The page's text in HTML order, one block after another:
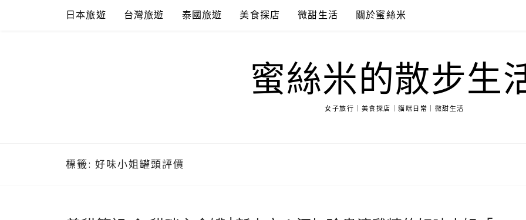
日本旅遊 台灣旅遊 泰國旅遊 美食探店 微甜生活 關於蜜絲米
蜜絲米的散步生
女子旅行｜美食探店｜貓咪日常｜微甜生活
標籤: 好味小姐罐頭評價